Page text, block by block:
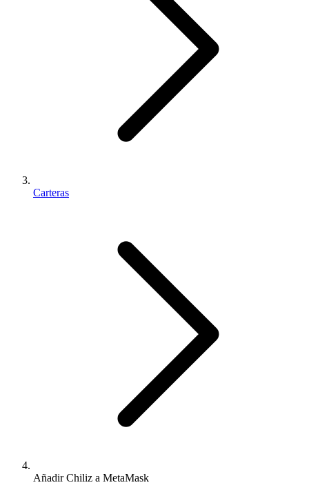
Carteras
Añadir Chiliz a MetaMask